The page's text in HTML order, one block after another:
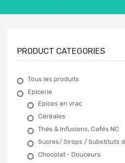
PRODUCT CATEGORIES
Tous les produits
Epicerie
Epices en vrac
Céréales
Thés & Infusions, Cafés NC
Sucres/ Sirops / Substituts
Chocolat - Douceurs